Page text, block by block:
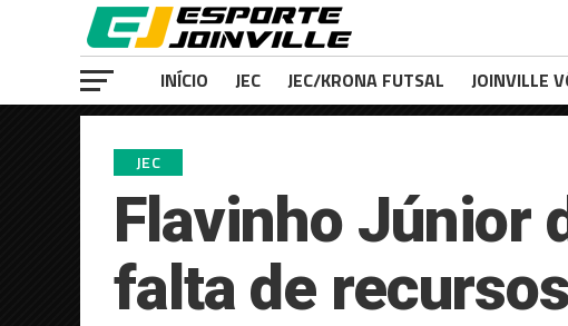
INÍCIO JEC JEC/KRONA FUTSAL JOINVILLE
JEC
Flavinho Júnior
falta de